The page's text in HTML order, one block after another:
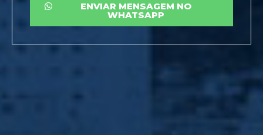
ENVIAR MENSAGEM NO
WHATSAPP